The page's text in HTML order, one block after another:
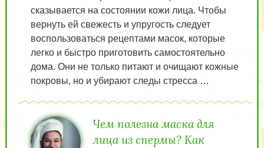
сказывается на состоянии кожи лица. Чтобы
вернуть ей свежесть и упругость следует
воспользоваться рецептами масок, которые
легко и быстро приготовить самостоятельно
дома. Они не только питают и очищают кожные
покровы, но и убирают следы стресса …
Чем полезна маска для
лица из спермы? Как